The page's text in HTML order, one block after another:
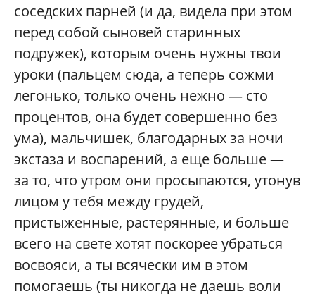
соседских парней (и да, видела при этом
перед собой сыновей старинных
подружек), которым очень нужны твои
уроки (пальцем сюда, а теперь сожми
легонько, только очень нежно — сто
процентов, она будет совершенно без
ума), мальчишек, благодарных за ночи
экстаза и воспарений, а еще больше —
за то, что утром они просыпаются, утонув
лицом у тебя между грудей,
пристыженные, растерянные, и больше
всего на свете хотят поскорее убраться
восвояси, а ты всячески им в этом
помогаешь (ты никогда не даешь воли